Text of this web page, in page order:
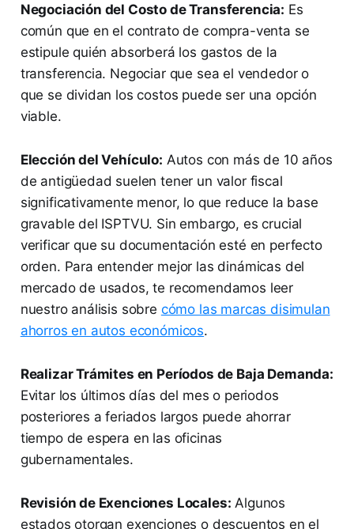
Negociación del Costo de Transferencia: Es
común que en el contrato de compra-venta se
estipule quién absorberá los gastos de la
transferencia. Negociar que sea el vendedor o
que se dividan los costos puede ser una opción
viable.
Elección del Vehículo: Autos con más de 10 años
de antigüedad suelen tener un valor fiscal
significativamente menor, lo que reduce la base
gravable del ISPTVU. Sin embargo, es crucial
verificar que su documentación esté en perfecto
orden. Para entender mejor las dinámicas del
mercado de usados, te recomendamos leer
nuestro análisis sobre cómo las marcas disimulan
ahorros en autos económicos.
Realizar Trámites en Períodos de Baja Demanda:
Evitar los últimos días del mes o periodos
posteriores a feriados largos puede ahorrar
tiempo de espera en las oficinas
gubernamentales.
Revisión de Exenciones Locales: Algunos
estados otorgan exenciones o descuentos en el